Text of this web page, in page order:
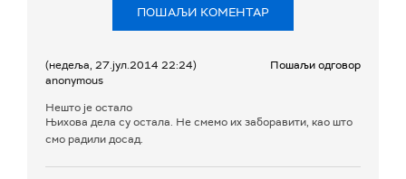
ПОШАЉИ КОМЕНТАР
(недеља, 27.јул.2014 22:24)
anonymous
Пошаљи одговор
Нешто је остало
Њихова дела су остала. Не смемо их заборавити, као што
смо радили досад.